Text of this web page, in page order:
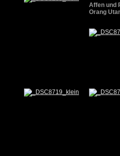
Affen und
Orang